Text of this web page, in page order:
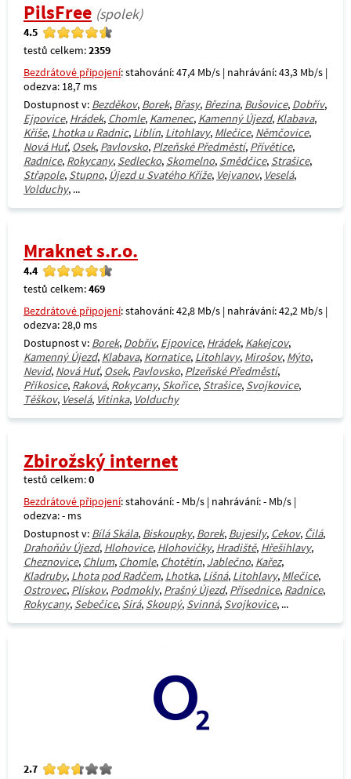
PilsFree (spolek)
4.5
testů celkem:2359
Bezdrátové připojení: stahování: 47,4 Mb/s | nahrávání: 43,3 Mb/s |
odezva: 18,7 ms
Dostupnost v: Bezděkov, Borek, Břasy, Březina, Bušovice, Dobřív,
Ejpovice, Hrádek, Chomle, Kamenec, Kamenný Újezd, Klabava,
Kříše, Lhotka u Radnic, Liblín, Litohlavy, Mlečice, Němčovice,
Nová Huť, Osek, Pavlovsko, Plzeňské Předměstí, Přívětice,
Radnice, Rokycany, Sedlecko, Skomelno, Smědčice, Strašice,
Střapole, Stupno, Újezd u Svatého Kříže, Vejvanov, Veselá,
Volduchy, ...
Mraknet s.r.o.
4.4
testů celkem:469
Bezdrátové připojení: stahování: 42,8 Mb/s | nahrávání: 42,2 Mb/s |
odezva: 28,0 ms
Dostupnost v: Borek, Dobřív, Ejpovice, Hrádek, Kakejcov,
Kamenný Újezd, Klabava, Kornatice, Litohlavy, Mirošov, Mýto,
Nevid, Nová Huť, Osek, Pavlovsko, Plzeňské Předměstí,
Příkosice, Raková, Rokycany, Skořice, Strašice, Svojkovice,
Těškov, Veselá, Vitinka, Volduchy
Zbirožský internet
testů celkem:0
Bezdrátové připojení: stahování: - Mb/s | nahrávání: - Mb/s |
odezva: - ms
Dostupnost v: Bílá Skála, Biskoupky, Borek, Bujesily, Cekov, Čilá,
Drahoňův Újezd, Hlohovice, Hlohovičky, Hradiště, Hřešihlavy,
Cheznovice, Chlum, Chomle, Chotětín, Jablečno, Kařez,
Kladruby, Lhota pod Radčem, Lhotka, Líšná, Litohlavy, Mlečice,
Ostrovec, Plískov, Podmokly, Prašný Újezd, Přísednice, Radnice,
Rokycany, Sebečice, Sirá, Skoupý, Svinná, Svojkovice, ...
2.7